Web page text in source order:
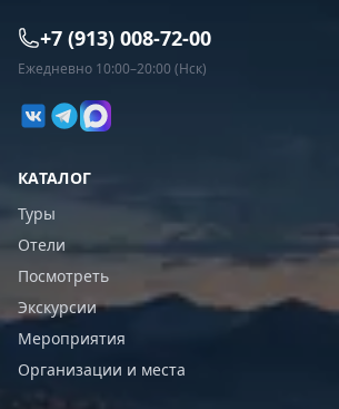
+7 (913) 008-72-00
Ежедневно 10:00–20:00 (Нск)
КАТАЛОГ
Туры
Отели
Посмотреть
Экскурсии
Мероприятия
Организации и места